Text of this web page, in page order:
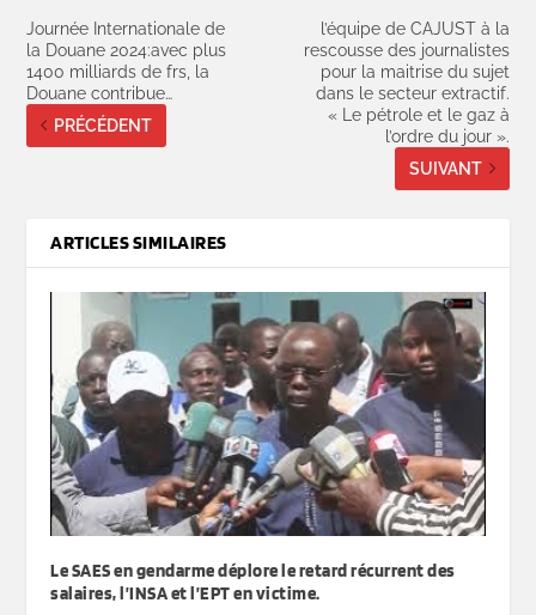
Journée Internationale de
la Douane 2024:avec plus
1400 milliards de frs, la
Douane contribue…
PRÉCÉDENT
l’équipe de CAJUST à la
rescousse des journalistes
pour la maitrise du sujet
dans le secteur extractif.
« Le pétrole et le gaz à
l’ordre du jour ».
SUIVANT
ARTICLES SIMILAIRES
Le SAES en gendarme déplore le retard récurrent des
salaires, l’INSA et l’EPT en victime.